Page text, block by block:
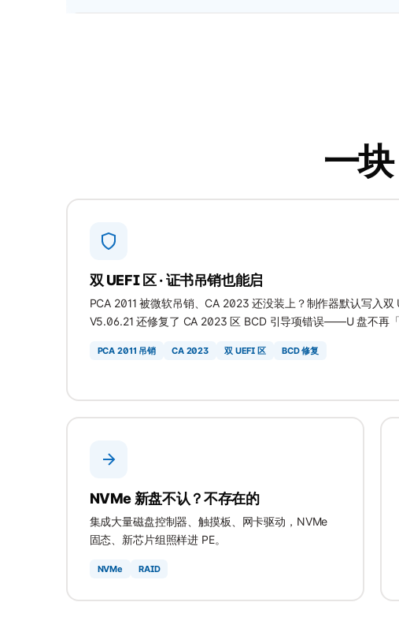
一块
双 UEFI 区 · 证书吊销也能启
PCA 2011 被微软吊销、CA 2023 还没装上？制作器默认写入
V5.06.21 还修复了 CA 2023 区 BCD 引导项错误——U 盘不再「
PCA 2011 吊销 CA 2023 双 UEFI 区 BCD 修复
NVMe 新盘不认？不存在的
集成大量磁盘控制器、触摸板、网卡驱动，NVMe
固态、新芯片组照样进 PE。
NVMe RAID